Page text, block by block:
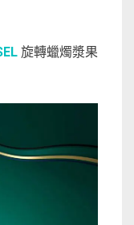
旋轉蠟燭漿果